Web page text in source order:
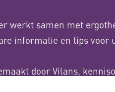
werkt samen met
informatie en tips voor
door Vilans,